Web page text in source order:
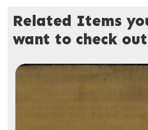
Related Items
want to check